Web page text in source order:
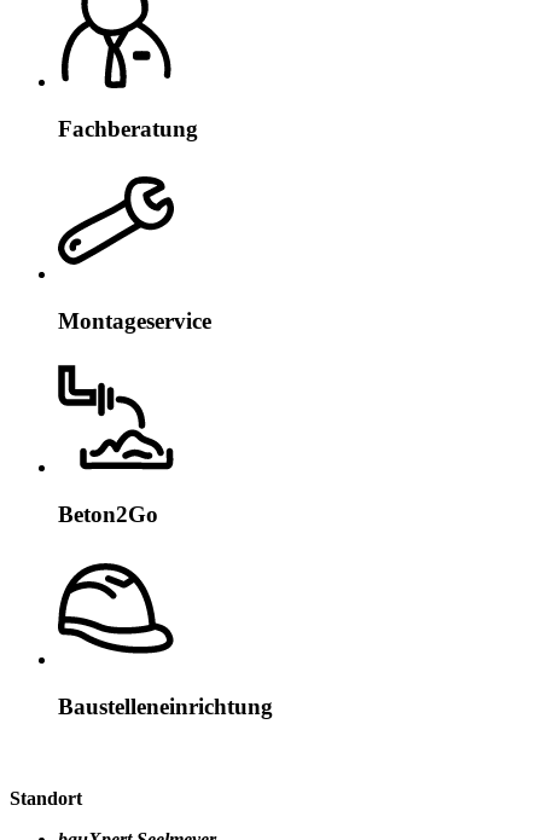
Fachberatung
Montageservice
Beton2Go
Baustelleneinrichtung
Standort